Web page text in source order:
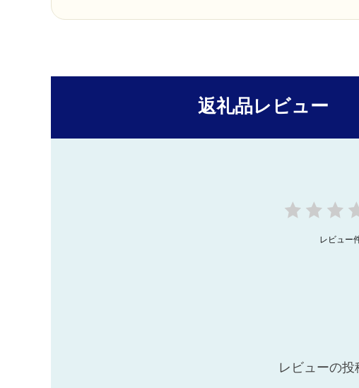
返礼品レビュー
レビュー
レビューの